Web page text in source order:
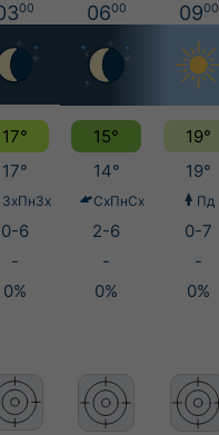
00 0600 0900
17° 15° 19°
17° 14° 19°
ЗхПнЗх СхПнСх Пд
0-6 2-6 0-7
- - -
0% 0% 0%